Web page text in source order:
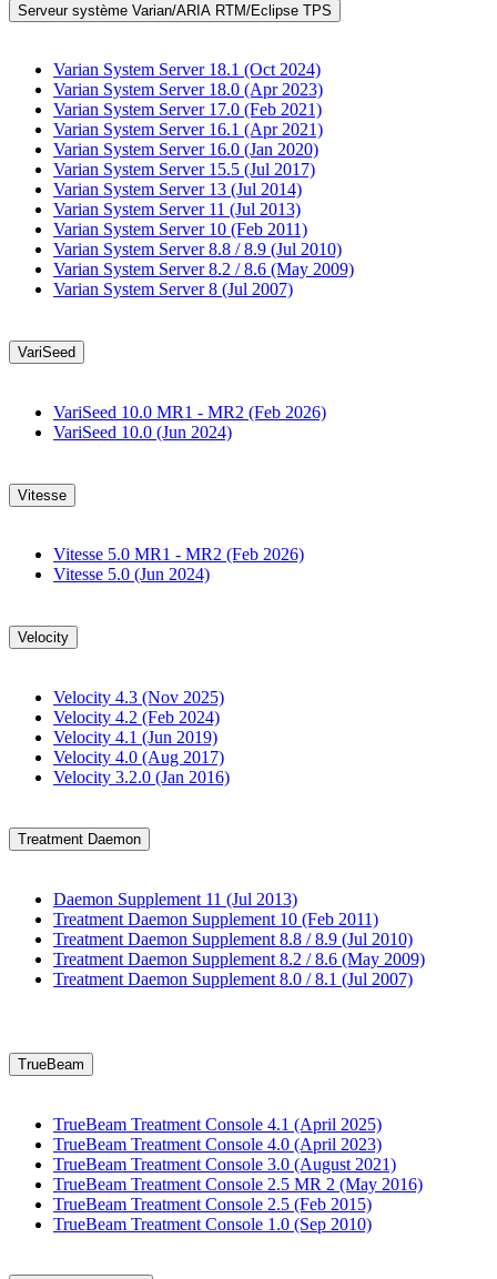
Serveur système Varian/ARIA RTM/Eclipse TPS
Varian System Server 18.1 (Oct 2024)
Varian System Server 18.0 (Apr 2023)
Varian System Server 17.0 (Feb 2021)
Varian System Server 16.1 (Apr 2021)
Varian System Server 16.0 (Jan 2020)
Varian System Server 15.5 (Jul 2017)
Varian System Server 13 (Jul 2014)
Varian System Server 11 (Jul 2013)
Varian System Server 10 (Feb 2011)
Varian System Server 8.8 / 8.9 (Jul 2010)
Varian System Server 8.2 / 8.6 (May 2009)
Varian System Server 8 (Jul 2007)
VariSeed
VariSeed 10.0 MR1 - MR2 (Feb 2026)
VariSeed 10.0 (Jun 2024)
Vitesse
Vitesse 5.0 MR1 - MR2 (Feb 2026)
Vitesse 5.0 (Jun 2024)
Velocity
Velocity 4.3 (Nov 2025)
Velocity 4.2 (Feb 2024)
Velocity 4.1 (Jun 2019)
Velocity 4.0 (Aug 2017)
Velocity 3.2.0 (Jan 2016)
Treatment Daemon
Daemon Supplement 11 (Jul 2013)
Treatment Daemon Supplement 10 (Feb 2011)
Treatment Daemon Supplement 8.8 / 8.9 (Jul 2010)
Treatment Daemon Supplement 8.2 / 8.6 (May 2009)
Treatment Daemon Supplement 8.0 / 8.1 (Jul 2007)
TrueBeam
TrueBeam Treatment Console 4.1 (April 2025)
TrueBeam Treatment Console 4.0 (April 2023)
TrueBeam Treatment Console 3.0 (August 2021)
TrueBeam Treatment Console 2.5 MR 2 (May 2016)
TrueBeam Treatment Console 2.5 (Feb 2015)
TrueBeam Treatment Console 1.0 (Sep 2010)